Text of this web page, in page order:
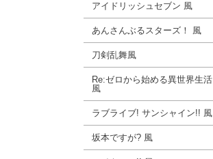
アイドリッシュセブン 風
あんさんぶるスターズ！ 風
刀剣乱舞風
Re:ゼロから始める異世界生活
風
ラブライブ! サンシャイン!! 風
坂本ですが? 風